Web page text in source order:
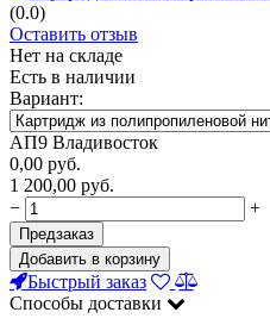
(0.0)
Оставить отзыв
Нет на складе
Есть в наличии
Вариант:
АП9 Владивосток
0,00 руб.
1 200,00 руб.
−
+
Предзаказ
Добавить в корзину
Быстрый заказ
Способы доставки